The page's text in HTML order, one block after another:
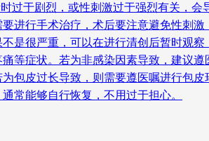
过于剧烈，或性刺激过于强烈有关，
进行手术治疗，术后要注意避免性刺
是很严重，可以在进行清创后暂时观
等症状。若为非感染因素导致，建议
包皮过长导致，则需要遵医嘱进行包
常能够自行恢复，不用过于担心。